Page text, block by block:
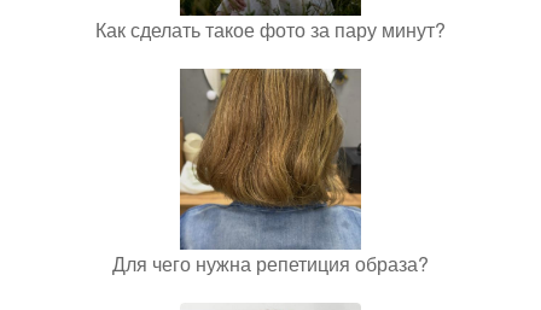
Как сделать такое фото за пару минут?
Для чего нужна репетиция образа?